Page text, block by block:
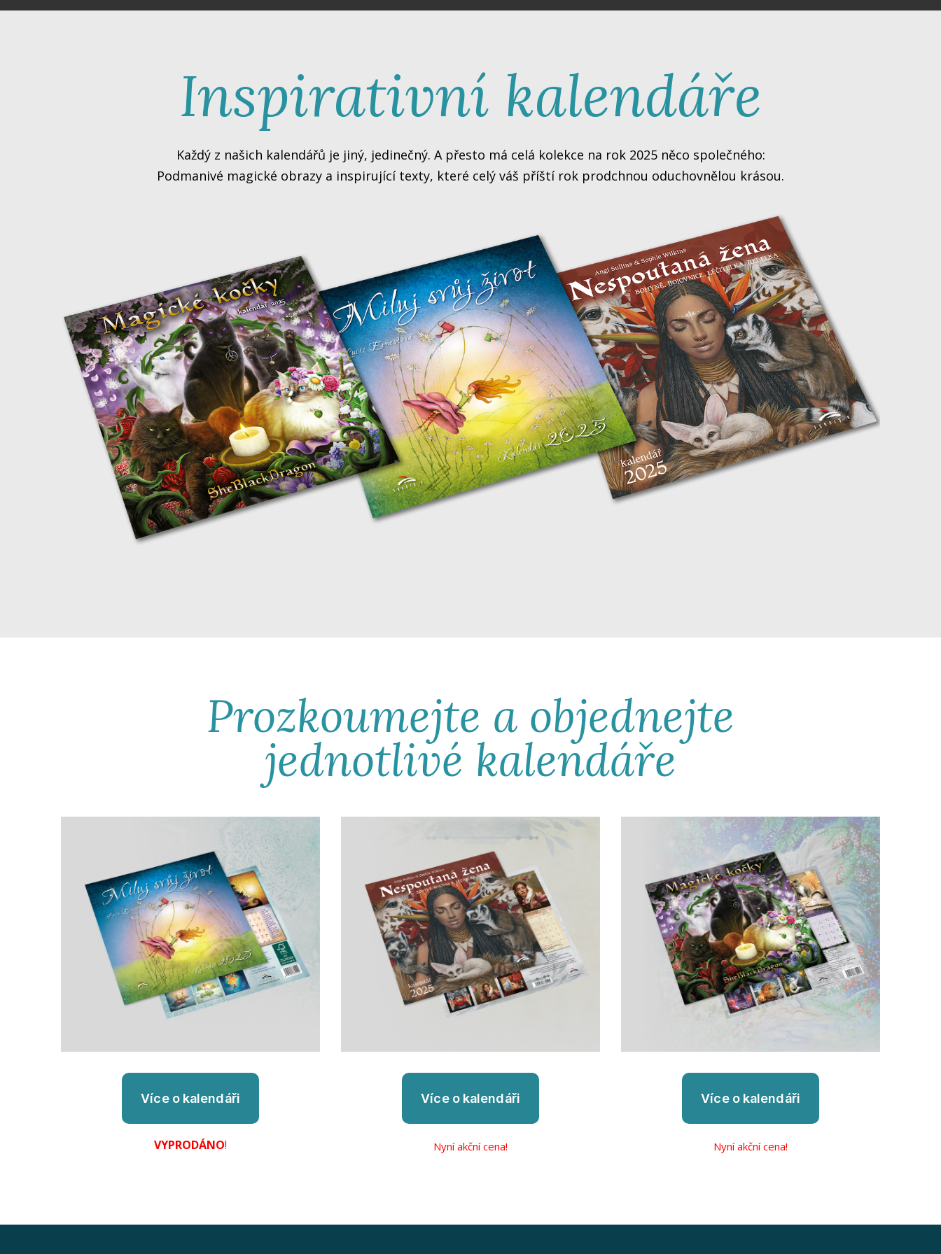
tato chvíle je pro nás velmi významná. Naše produkty a služby tvoříme s láskou a Vy se chystáte některý z nich zakoupit, nebo jste tak
již učinili. Právě teď společně vytváříme synergii. Užitek, který získáváte s našimi knihami, kartami a dalšími produkty, je pro nás velmi
důležitý, a přejeme si, aby pro Vás znamenal spokojenost. Přečtěte si prosím pozorně další řádky. Žijeme ve státě, kde platí právní
pravidla pro podnikání a my je dodržujeme. A byť si v administrativě nelibujeme, tyto obchodní podmínky chrání Vás i nás pro situace,
kdyby došlo k neočekávaným událostem. Přejeme si ale, aby se tak nikdy nestalo a Vy jste se stali našimi nadšenými zákazníky, kteří
nám udrží přízeň ještě mnoho let.
Robert Gajdoš, zakladatel firmy
Inspirativní kalendáře
Každý z našich kalendářů je jiný, jedinečný. A přesto má celá kolekce na rok 2025 něco společného:
Podmanivé magické obrazy a inspirující texty, které celý váš příští rok prodchnou oduchovnělou krásou.
Prozkoumejte a objednejte
jednotlivé kalendáře
VYPRODÁNO! Nyní akční cena! Nyní akční cena!